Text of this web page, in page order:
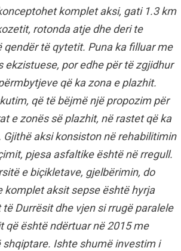
komplet aksi, gati 1.3 km
rotonda atje dhe deri te
qendër të qytetit. Puna ka filluar me
ekzistuese, por edhe për të zgjidhur
që ka zona e plazhit.
që të bëjmë një propozim për
e zonës së plazhit, në rastet që ka
aksi konsiston në rehabilitimin
pjesa asfaltike është në rregull.
e biçikletave, gjelbërimin, do
komplet aksit sepse është hyrja
Durrësit dhe vjen si rrugë paralele
që është ndërtuar në 2015 me
shqiptare. Ishte shumë investim i